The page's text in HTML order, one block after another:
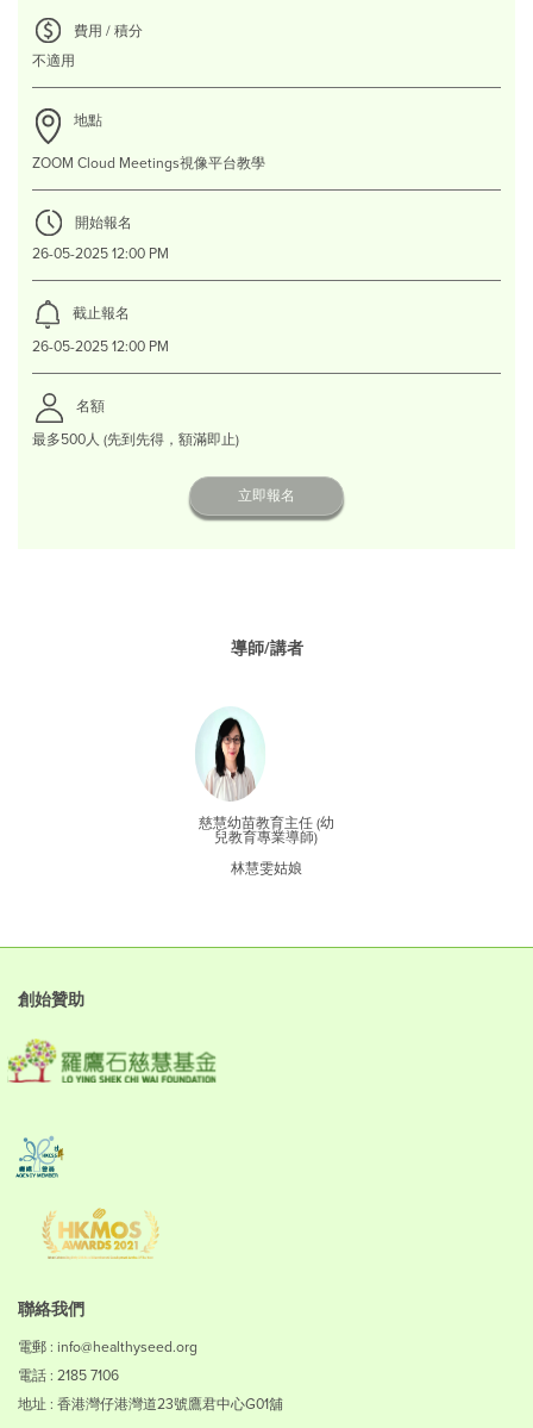
費用 / 積分
不適用
地點
ZOOM Cloud Meetings視像平台教學
開始報名
26-05-2025 12:00 PM
截止報名
26-05-2025 12:00 PM
名額
最多500人 (先到先得，額滿即止)
立即報名
導師/講者
慈慧幼苗教育主任 (幼
兒教育專業導師)
林慧雯姑娘
創始贊助
聯絡我們
電郵 : info@healthyseed.org
電話 : 2185 7106
地址 : 香港灣仔港灣道23號鷹君中心G01舖